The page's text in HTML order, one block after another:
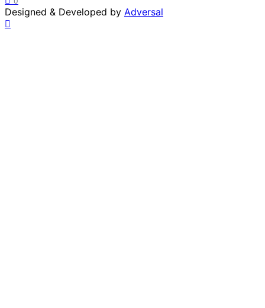
Designed & Developed by Adversal